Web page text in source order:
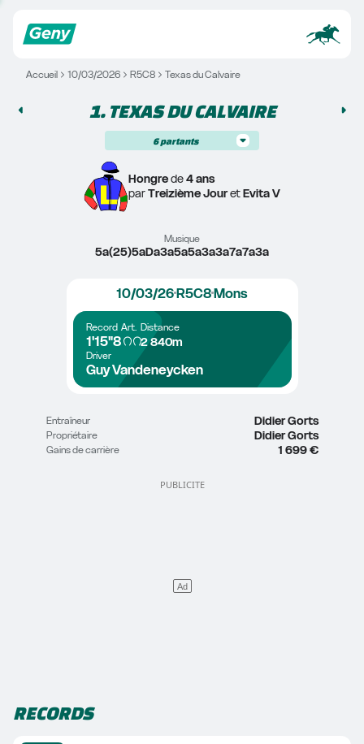
Accueil 10/03/2026 R5C8 Texas du Calvaire
1. TEXAS DU CALVAIRE
6 partants
Hongre de 4 ans
par Treizième Jour et Evita V
Musique
5a(25)5aDa3a5a5a3a3a7a7a3a
10/03/26R5C8Mons
Record
1'15"8
Art. Distance
2 840m
Driver
Guy Vandeneycken
Entraîneur Didier Gorts
Propriétaire Didier Gorts
Gains de carrière 1 699 €
RECORDS